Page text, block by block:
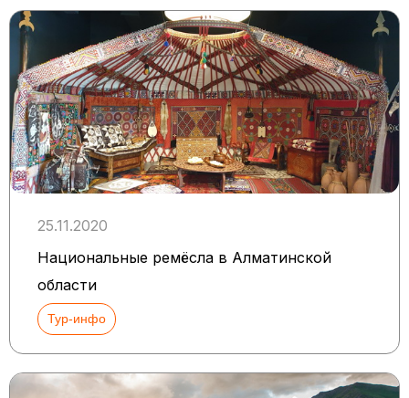
25.11.2020
Национальные ремёсла в Алматинской
области
Тур-инфо